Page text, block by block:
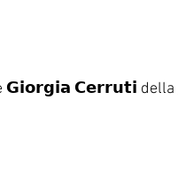
𝗚𝗶𝗼𝗿𝗴𝗶𝗮 𝗖𝗲𝗿𝗿𝘂𝘁𝗶 della